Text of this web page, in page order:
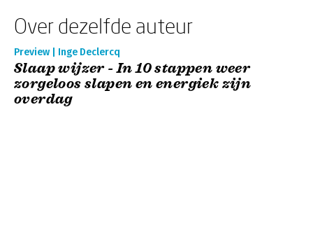
Over dezelfde auteur
Preview | Inge Declercq
Slaap wijzer - In 10 stappen weer
zorgeloos slapen en energiek zijn
overdag